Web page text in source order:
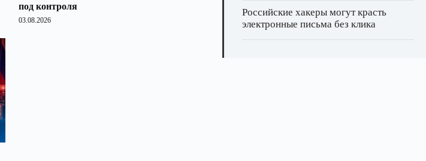
под контроля
03.08.2026
Российские хакеры могут красть
электронные письма без клика